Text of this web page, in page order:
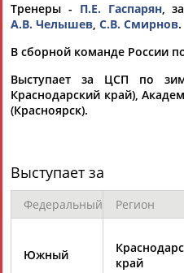
Каримжан
АБДРАХМАНОВ
Аделя
АБДРАХМАНОВА
Камалудин
Абдула
Тренеры - П.Е. Гаспарян,
А.В. Челышев, С.В. Смирнов.
В сборной команде России
Выступает за ЦСП по
Краснодарский край),
(Красноярск).
Выступает за
Федеральный Регион
Южный
край